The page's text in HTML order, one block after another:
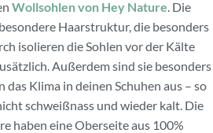
Wollsohlen von Hey Nature . Die
Haarstruktur, die besonders
isolieren die Sohlen vor der Kälte
Außerdem sind sie besonders
Klima in deinen Schuhen aus – so
schweißnass und wieder kalt. Die
haben eine Oberseite aus 100%